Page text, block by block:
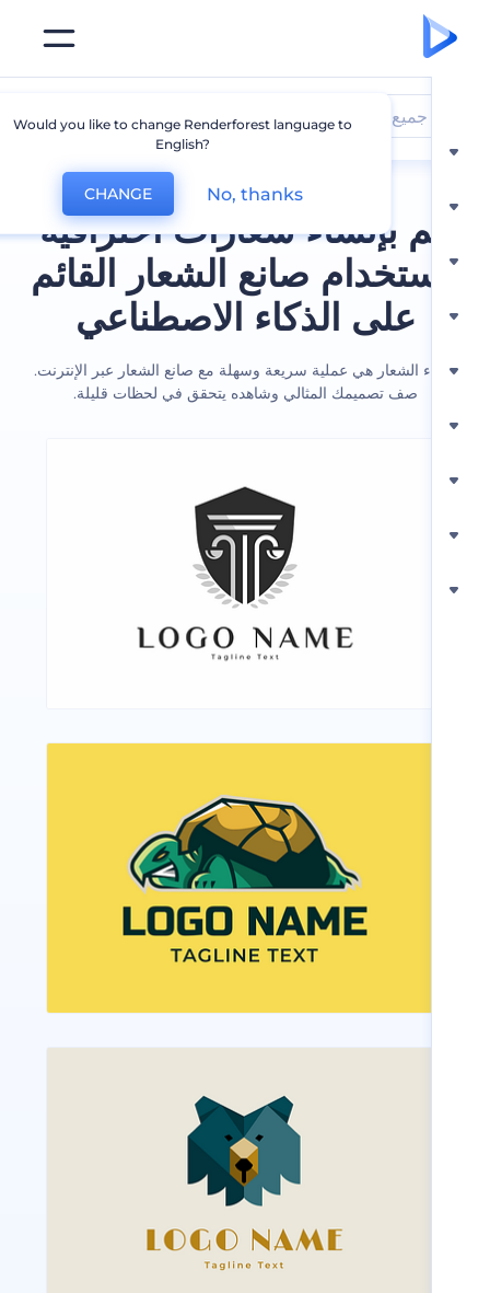
بإنشاء شعارات احترافية
صانع الشعار القائم
على الذكاء الاصطناعي
الشعار هي عملية سريعة وسهلة مع صانع الشعار عبر الإنترنت.
صف تصميمك المثالي وشاهده يتحقق في لحظات قليلة.
جميع الشعاراتWould you like to change Renderforest language to
CHANGE No, thanks